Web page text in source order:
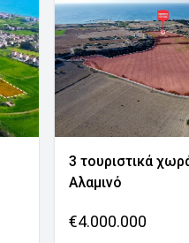
3 τουριστικά
Αλαμινό
€4.000.000